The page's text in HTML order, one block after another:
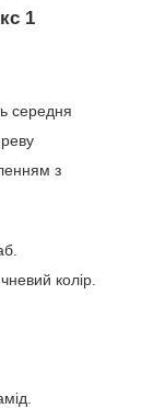
1
середня
з
колір.